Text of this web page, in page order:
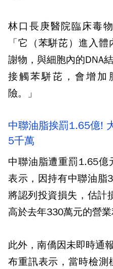
林口長庚醫院臨床毒
「它（苯駢芘）進入
謝物，與細胞內的DNA
接觸苯駢芘，會增加
險。」
中聯油脂挨罰1.65億!
5千萬
中聯油脂遭重罰1.65億
表示，因持有中聯油脂
將認列投資損失，估計
高於去年330萬元的營業
此外，南僑因未即時通
布重訊表示，當時檢測